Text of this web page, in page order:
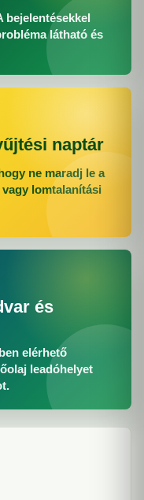
bejelentésekkel
látható és
naptár
ne maradj le a
lomtalanítási
és
elérhető
leadóhelyet